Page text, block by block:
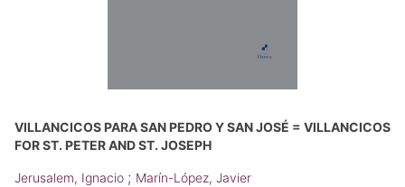
VILLANCICOS PARA SAN PEDRO Y SAN JOSÉ = VILLANCICOS
FOR ST. PETER AND ST. JOSEPH
Jerusalem, Ignacio ; Marín-López, Javier